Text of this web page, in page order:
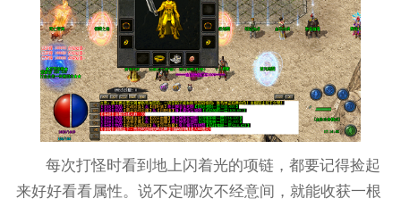
每次打怪时看到地上闪着光的项链，都要记得捡起
来好好看看属性。说不定哪次不经意间，就能收获一根